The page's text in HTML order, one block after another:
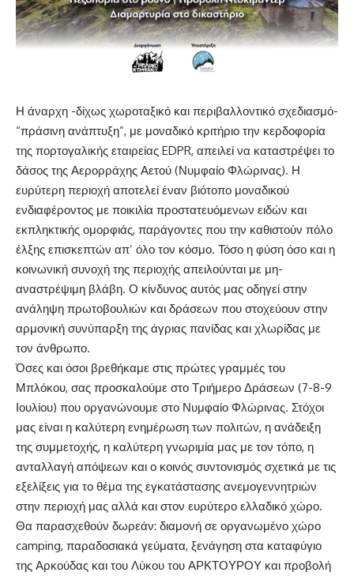
Η άναρχη -δίχως χωροταξικό και περιβαλλοντικό σχεδιασμό-
“πράσινη ανάπτυξη”, με μοναδικό κριτήριο την κερδοφορία
της πορτογαλικής εταιρείας EDPR, απειλεί να καταστρέψει το
δάσος της Αερορράχης Αετού (Νυμφαίο Φλώρινας). Η
ευρύτερη περιοχή αποτελεί έναν βιότοπο μοναδικού
ενδιαφέροντος με ποικιλία προστατευόμενων ειδών και
εκπληκτικής ομορφιάς, παράγοντες που την καθιστούν πόλο
έλξης επισκεπτών απ’ όλο τον κόσμο. Τόσο η φύση όσο και η
κοινωνική συνοχή της περιοχής απειλούνται με μη-
αναστρέψιμη βλάβη. Ο κίνδυνος αυτός μας οδηγεί στην
ανάληψη πρωτοβουλιών και δράσεων που στοχεύουν στην
αρμονική συνύπαρξη της άγριας πανίδας και χλωρίδας με
τον άνθρωπο.
Όσες και όσοι βρεθήκαμε στις πρώτες γραμμές του
Μπλόκου, σας προσκαλούμε στο Τριήμερο Δράσεων (7-8-9
Ιουλίου) που οργανώνουμε στο Νυμφαίο Φλώρινας. Στόχοι
μας είναι η καλύτερη ενημέρωση των πολιτών, η ανάδειξη
της συμμετοχής, η καλύτερη γνωριμία μας με τον τόπο, η
ανταλλαγή απόψεων και ο κοινός συντονισμός σχετικά με τις
εξελίξεις για το θέμα της εγκατάστασης ανεμογεννητριών
στην περιοχή μας αλλά και στον ευρύτερο ελλαδικό χώρο.
Θα παρασχεθούν δωρεάν: διαμονή σε οργανωμένο χώρο
camping, παραδοσιακά γεύματα, ξενάγηση στα καταφύγιο
της Αρκούδας και του Λύκου του ΑΡΚΤΟΥΡΟΥ και προβολή